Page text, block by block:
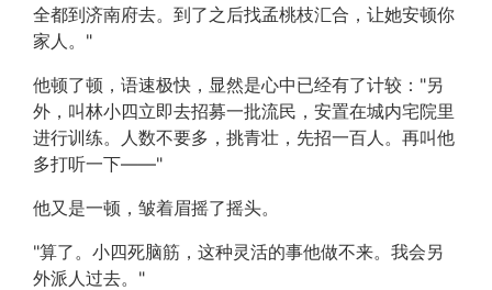
全都到济南府去。到了之后找孟桃枝汇合，让她安顿你
家人。"
他顿了顿，语速极快，显然是心中已经有了计较："另
外，叫林小四立即去招募一批流民，安置在城内宅院里
进行训练。人数不要多，挑青壮，先招一百人。再叫他
多打听一下——"
他又是一顿，皱着眉摇了摇头。
"算了。小四死脑筋，这种灵活的事他做不来。我会另
外派人过去。"